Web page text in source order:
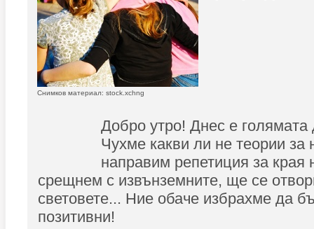
Снимков материал: stock.xchng
Добро утро! Днес е
Чухме какви ли не теории за
направим репетиция за края
срещнем с извънземните, ще се
световете... Ние обаче избрахме да
позитивни!